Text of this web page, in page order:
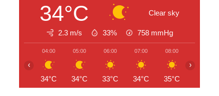
34°C Clear sky
2.3 m/s 33% 758 mmHg
04:00
34°C
05:00
34°C
06:00
33°C
07:00
34°C
08:00
35°C
‹ ›